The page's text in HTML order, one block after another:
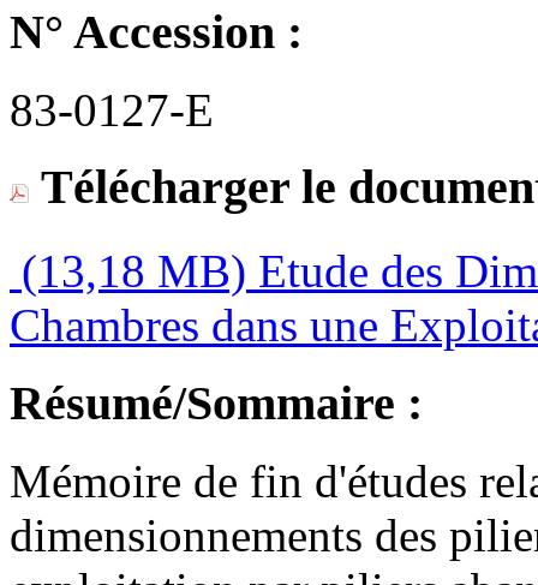
N° Accession :
83-0127-E
Télécharger le
(13,18 MB) Etude des
Chambres dans une
Résumé/Sommaire :
Mémoire de fin d'études
dimensionnements des